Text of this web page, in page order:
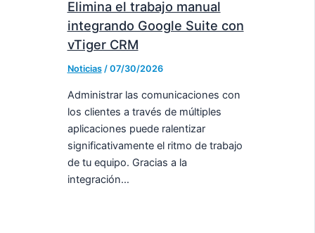
Elimina el trabajo manual
integrando Google Suite con
vTiger CRM
Noticias/ 07/30/2026
Administrar las comunicaciones con
los clientes a través de múltiples
aplicaciones puede ralentizar
significativamente el ritmo de trabajo
de tu equipo. Gracias a la
integración…